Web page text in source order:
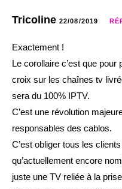
Tricoline 22/08/2019
Exactement !
Le corollaire c’est que
croix sur les chaînes tv
sera du 100% IPTV.
C’est une révolution
responsables des cablos.
C’est obliger tous les
qu’actuellement encore
juste une TV reliée à la